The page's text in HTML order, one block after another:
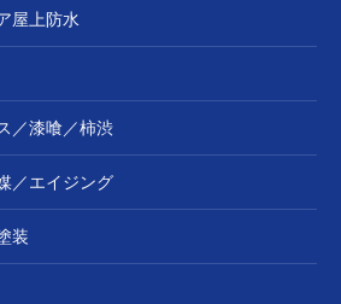
屋上防水
／漆喰／柿渋
／エイジング
装